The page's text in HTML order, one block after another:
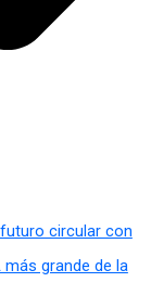
circular con
más grande de la